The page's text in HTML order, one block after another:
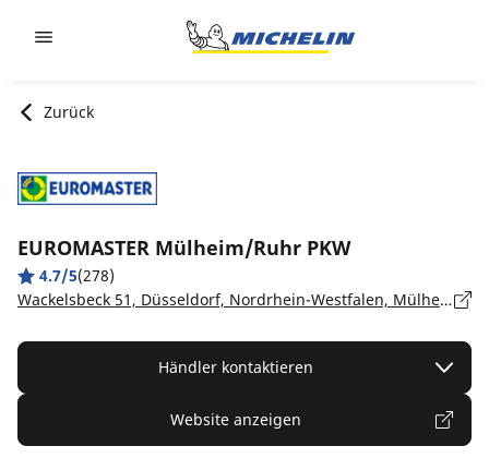
Zurück
EUROMASTER Mülheim/Ruhr PKW
4.7/5(278)
Wackelsbeck 51, Düsseldorf, Nordrhein-Westfalen, Mülheim/Ruhr - 45472
Händler kontaktieren
Website anzeigen